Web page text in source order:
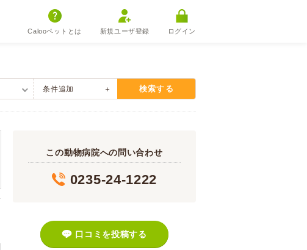
Calooペットとは 新規ユーザ登録 ログイン
条件追加 検索する
この動物病院への問い合わせ
0235-24-1222
口コミを投稿する